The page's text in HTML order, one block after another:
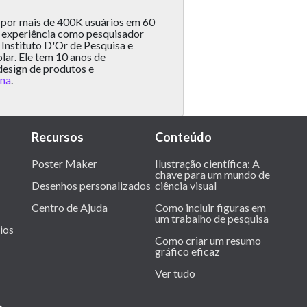
mais de 400K usuários em 60
como pesquisador
D'Or de Pesquisa e
Ele tem 10 anos de
de produtos e
.
Recursos
Poster Maker
Desenhos personalizados
Centro de Ajuda
Conteúdo
Ilustração científica: A
chave para um mundo de
ciência visual
Como incluir figuras em
um trabalho de pesquisa
Como criar um resumo
gráfico eficaz
Ver tudo